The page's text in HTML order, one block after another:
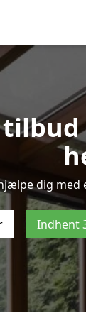
dig med
Indhent